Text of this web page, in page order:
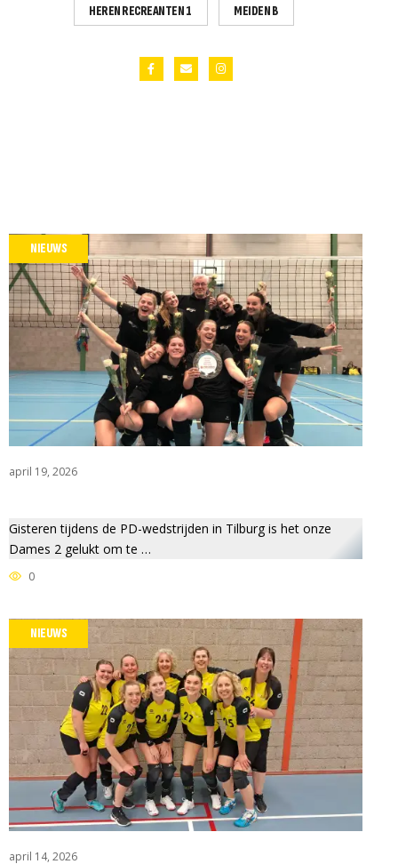
HEREN RECREANTEN 1 MEIDEN B
NIEUWS
april 19, 2026
Gisteren tijdens de PD-wedstrijden in Tilburg is het onze
Dames 2 gelukt om te …
0
NIEUWS
april 14, 2026